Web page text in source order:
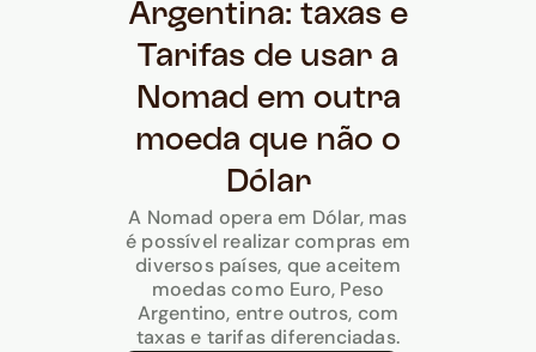
Argentina: taxas e
Tarifas de usar a
Nomad em outra
moeda que não o
Dólar
A Nomad opera em Dólar, mas
é possível realizar compras em
diversos países, que aceitem
moedas como Euro, Peso
Argentino, entre outros, com
taxas e tarifas diferenciadas.